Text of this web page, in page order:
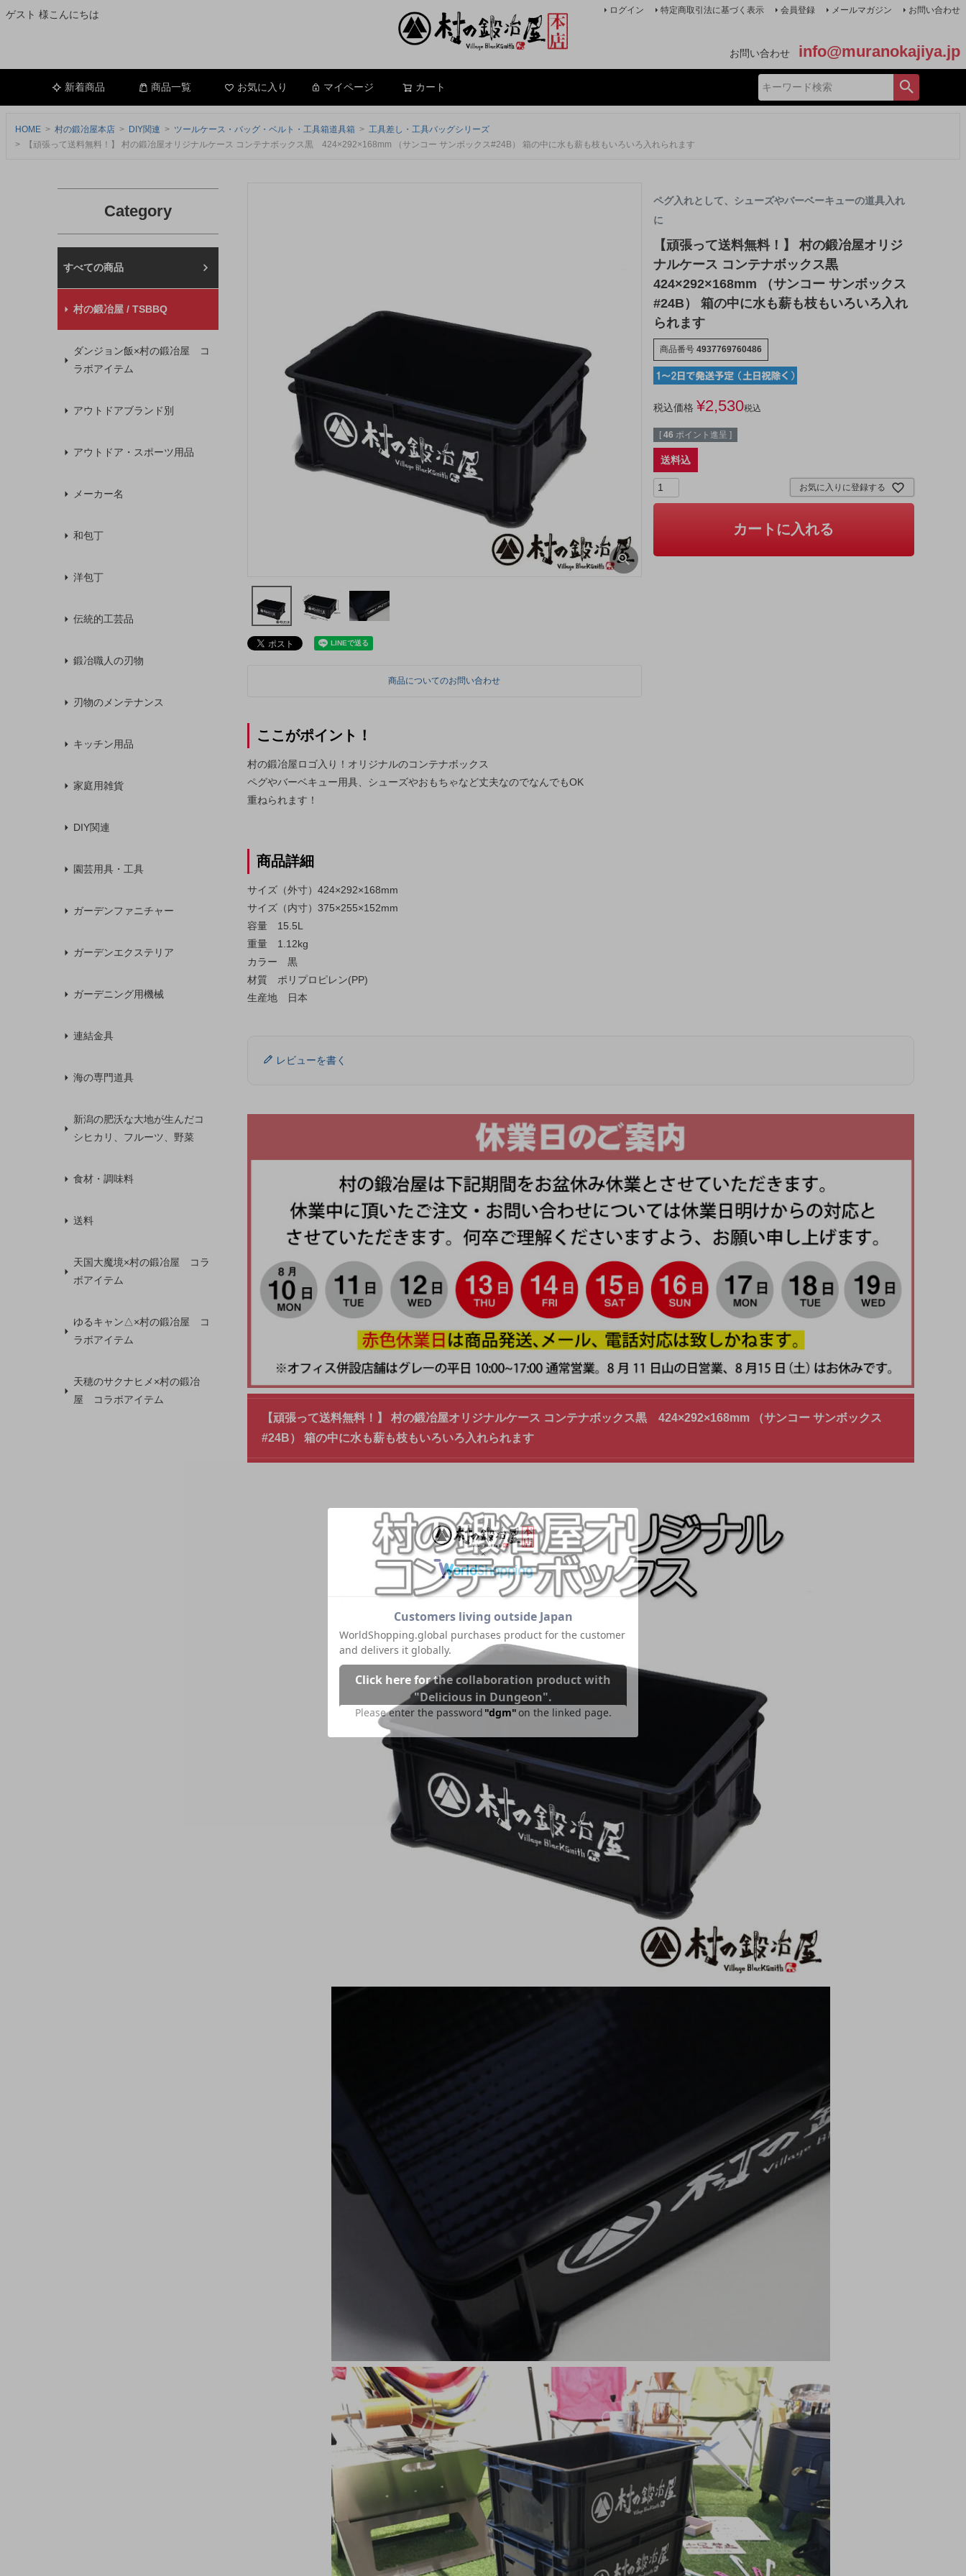
ゲスト 様こんにちは ログイン 特定商取引法に基づく表示 会員登録 メールマガジン お問い合わせ
お問い合わせ info@muranokajiya.jp
新着商品 商品一覧 お気に入り マイページ カート
HOME 村の鍛冶屋本店 DIY関連 ツールケース・バッグ・ベルト・工具箱道具箱
工具差し・工具バッグシリーズ
【頑張って送料無料！】 村の鍛冶屋オリジナルケース コンテナボックス黒 424×292×168mm （サンコー サンボックス#24B） 箱の中に水も薪も枝もいろいろ入れられます
Category
村の鍛冶屋本店
村の鍛冶屋 / TSBBQ
ダンジョン飯×村の鍛冶屋 コ
ラボアイテム
アウトドアブランド別
アウトドア・スポーツ用品
メーカー名
和包丁
洋包丁
伝統的工芸品
鍛冶職人の刃物
刃物のメンテナンス
キッチン用品
家庭用雑貨
DIY関連
園芸用具・工具
ガーデンファニチャー
ガーデンエクステリア
ガーデニング用機械
連結金具
海の専門道具
新潟の肥沃な大地が生んだコ
シヒカリ、フルーツ、野菜
食材・調味料
送料
天国大魔境×村の鍛冶屋 コラ
ボアイテム
ゆるキャン△×村の鍛冶屋 コ
ラボアイテム
天穂のサクナヒメ×村の鍛冶
屋 コラボアイテム
商品についてのお問い合わせ
ペグ入れとして、シューズやバーベーキューの道具入れ
に
【頑張って送料無料！】 村の鍛冶屋オリジ
ナルケース コンテナボックス黒
424×292×168mm （サンコー サンボックス
#24B） 箱の中に水も薪も枝もいろいろ入れ
られます
商品番号 4937769760486
税込価格 ¥2,530税込
[ 46 ポイント進呈 ]
送料込
お気に入りに登録する
カートに入れる
ここがポイント！
村の鍛冶屋ロゴ入り！オリジナルのコンテナボックス
ペグやバーベキュー用具、シューズやおもちゃなど丈夫なのでなんでもOK
重ねられます！
商品詳細
サイズ（外寸）424×292×168mm
サイズ（内寸）375×255×152mm
容量 15.5L
重量 1.12kg
カラー 黒
材質 ポリプロピレン(PP)
生産地 日本
レビューを書く
【頑張って送料無料！】 村の鍛冶屋オリジナルケース コンテナボックス黒 424×292×168mm （サンコー サンボックス
#24B） 箱の中に水も薪も枝もいろいろ入れられます